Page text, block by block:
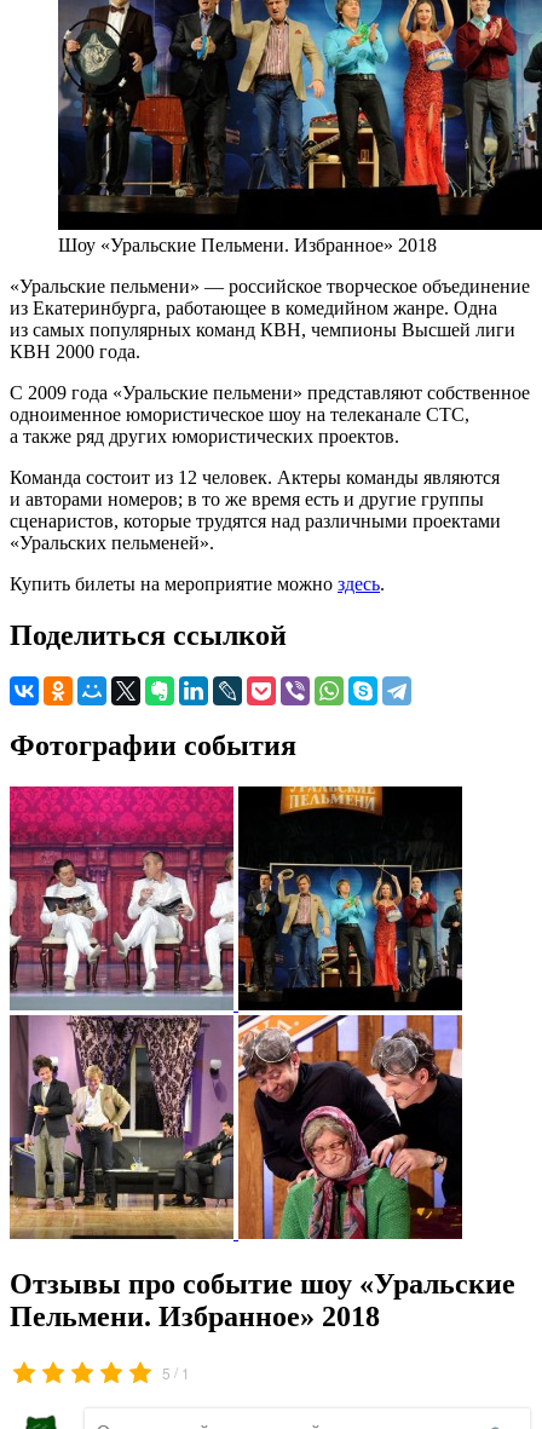
Шоу «Уральские Пельмени. Избранное» 2018
«Уральские пельмени» — российское творческое объединение
из Екатеринбурга, работающее в комедийном жанре. Одна
из самых популярных команд КВН, чемпионы Высшей лиги
КВН 2000 года.
С 2009 года «Уральские пельмени» представляют собственное
одноименное юмористическое шоу на телеканале СТС,
а также ряд других юмористических проектов.
Команда состоит из 12 человек. Актеры команды являются
и авторами номеров; в то же время есть и другие группы
сценаристов, которые трудятся над различными проектами
«Уральских пельменей».
Купить билеты на мероприятие можно здесь.
Поделиться ссылкой
Фотографии события
Отзывы про событие шоу «Уральские
Пельмени. Избранное» 2018
5 / 1